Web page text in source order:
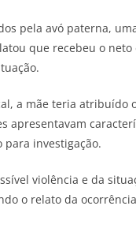
pela avó paterna,
que recebeu o
a mãe teria atribuído
apresentavam
para investigação.
violência e da
o relato da